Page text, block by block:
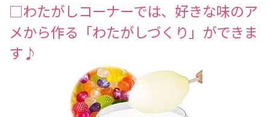
□わたがしコーナーでは、好きな味のア
メから作る「わたがしづくり」ができま
す♪